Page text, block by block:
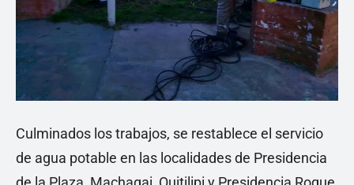
Culminados los trabajos, se restablece el servicio
de agua potable en las localidades de Presidencia